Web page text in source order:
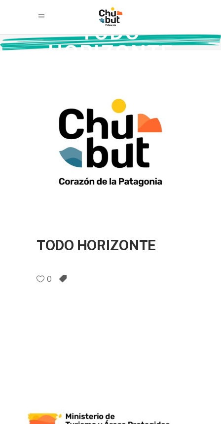
TODO
HORIZONTE
TODO HORIZONTE
0